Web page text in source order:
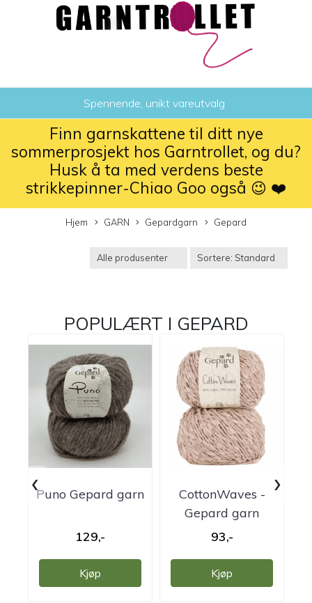
Spennende, unikt vareutvalg
Finn garnskattene til ditt nye
sommerprosjekt hos Garntrollet, og du?
Husk å ta med verdens beste
strikkepinner-Chiao Goo også 😉 ❤️
Hjem GARN Gepardgarn Gepard
POPULÆRT I GEPARD
Puno Gepard garn
129,-
Kjøp
CottonWaves -
Gepard garn
93,-
Kjøp
‹ ›